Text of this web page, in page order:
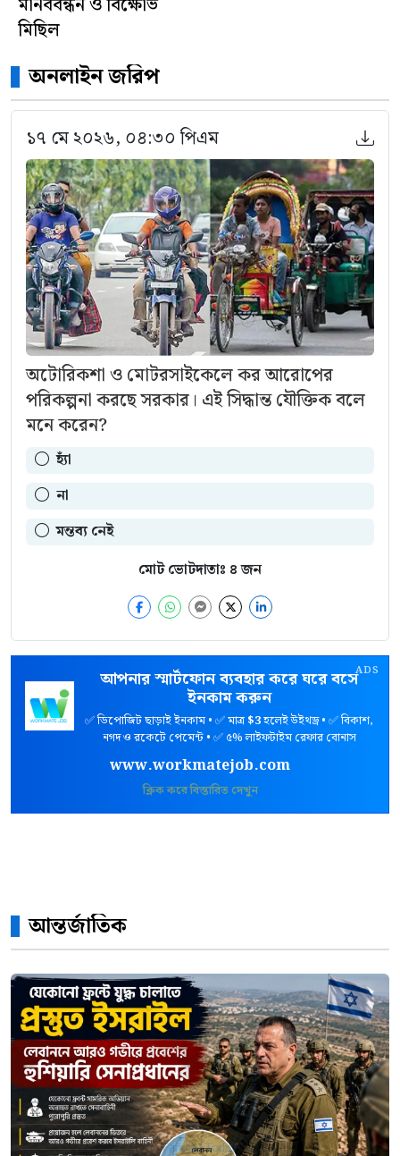
মানববন্ধন ও বিক্ষোভ
মিছিল
অনলাইন জরিপ
১৭ মে ২০২৬, ০৪:৩০ পিএম
অটোরিকশা ও মোটরসাইকেলে কর আরোপের
পরিকল্পনা করছে সরকার। এই সিদ্ধান্ত যৌক্তিক বলে
মনে করেন?
হ্যাঁ
না
মন্তব্য নেই
মোট ভোটদাতাঃ ৪জন
ADS
আপনার স্মার্টফোন ব্যবহার করে ঘরে বসে
ইনকাম করুন
✅ ডিপোজিট ছাড়াই ইনকাম • ✅ মাত্র$3হলেই উইথড্র • ✅ বিকাশ,
নগদ ও রকেটে পেমেন্ট • ✅ ৫% লাইফটাইম রেফার বোনাস
www.workmatejob.com
ক্লিক করে বিস্তারিত দেখুন
আন্তর্জাতিক